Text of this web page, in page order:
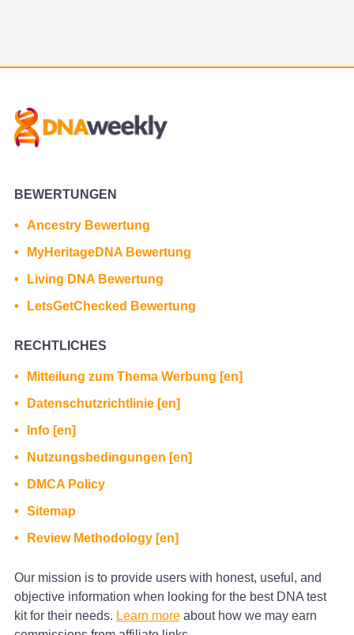
BEWERTUNGEN
Ancestry Bewertung
MyHeritageDNA Bewertung
Living DNA Bewertung
LetsGetChecked Bewertung
RECHTLICHES
Mitteilung zum Thema Werbung [en]
Datenschutzrichtlinie [en]
Info [en]
Nutzungsbedingungen [en]
DMCA Policy
Sitemap
Review Methodology [en]
Our mission is to provide users with honest, useful, and
objective information when looking for the best DNA test
kit for their needs. Learn moreabout how we may earn